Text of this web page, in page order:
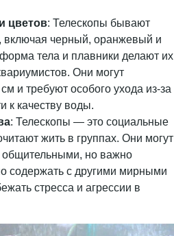
цветов: Телескопы бывают
включая черный, оранжевый и
тела и плавники делают их
Они могут
и требуют особого ухода из-за
к качеству воды.
: Телескопы — это социальные
жить в группах. Они могут
но важно
содержать с другими мирными
стресса и агрессии в